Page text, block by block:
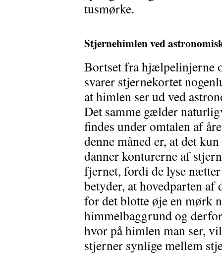
tusmørke.
Stjernehimlen ved
Bortset fra hjælpelinjerne
svarer stjernekortet
at himlen ser ud ved
Det samme gælder
findes under omtalen af
denne måned er, at det
danner konturerne af
fjernet, fordi de lyse
betyder, at hovedparten
for det blotte øje en mørk
himmelbaggrund og
hvor på himlen man ser,
stjerner synlige mellem